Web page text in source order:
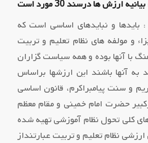
ارزش ها درسند 30 مورد است
بایدها و نبایدهاي اساسی است که
و مولفه هاي نظام تعلیم و تربیت
با آنها بوده و همه سیاست گزاران
به آنها باشند این ارزشها براساس
و سنت پیامبراکرم، قانون اساسی
حضرت امام خمینی و مقام معظم
کلی تحول نظام آموزشی تهیه شده